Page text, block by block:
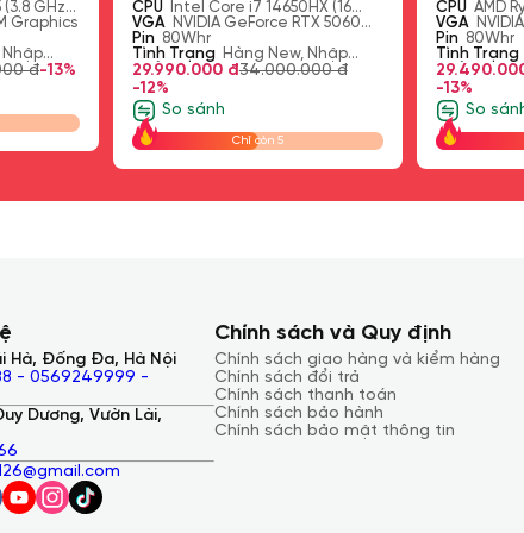
(2 SO-
DIMM/
SSD
LED, 100% sRGB, 500nits, 180Hz,
DC dimmer
CPU
Intel Core i7 14650HX (16
Cores, 24 Threads, 2.2 GHz Base,
5.2 GHz Turbo, 30MB Cache)
VGA
NVIDIA GeForce RTX 5060
Tình Trạng
Hàng New, Nhập
Khẩu
29.990.000 đ34.000.000 đ
So sánh
Chỉ còn 5
SSD
LED, 100% sRGB,
DC dimmer
CPU
AMD Ryzen 9
cores 32
5.3GHz turbo boost,
Cache, 64MB L3 Cache)
VGA
NVIDIA GeForce
Tình Trạng
Hàng New,
Khẩu
29.490.000 đ
So sánh
Chỉ còn 8
Hà, Đống Đa, Hà Nội
- 0569249999 -
Dương, Vườn Lài,
Chính sách và Quy định
Chính sách giao hàng và kiểm hàng
Chính sách đổi trả
Chính sách thanh toán
Chính sách bảo hành
Chính sách bảo mật thông tin